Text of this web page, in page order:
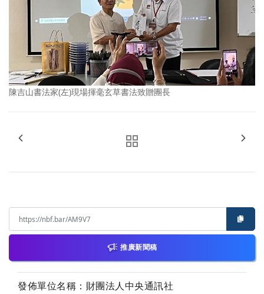
陳吉山書法家(左)現場揮毫玄草書法致贈團長
推廣新聞稿
發佈單位名稱：財團法人中央通訊社